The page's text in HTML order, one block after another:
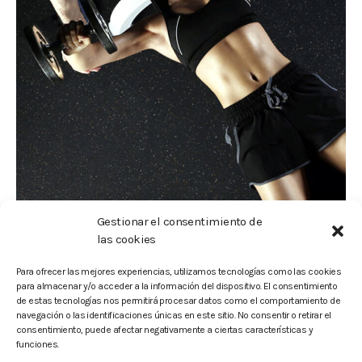
Gestionar el consentimiento de
las cookies
Para ofrecer las mejores experiencias, utilizamos tecnologías como las cookies
para almacenar y/o acceder a la información del dispositivo. El consentimiento
de estas tecnologías nos permitirá procesar datos como el comportamiento de
navegación o las identificaciones únicas en este sitio. No consentir o retirar el
consentimiento, puede afectar negativamente a ciertas características y
funciones.
Hacer ejercicio físico mejora el rendimiento